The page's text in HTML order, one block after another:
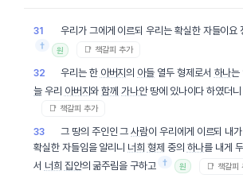
31
우리가 그에게 이르되 우리는 확실한 자들이요
†
원 📑 책갈피 추가
32 우리는 한 아버지의 아들 열두 형제로서 하나는
늘우리 아버지와함께 가나안땅에 있나이다 하였더니
📑 책갈피 추가
33 그 땅의 주인인 그사람이 우리에게 이르되 내
확실한 자들임을 알리니 너희 형제 중의 하나를 내게
서 너희 집안의 굶주림을 구하고 † 원 📑 책갈피